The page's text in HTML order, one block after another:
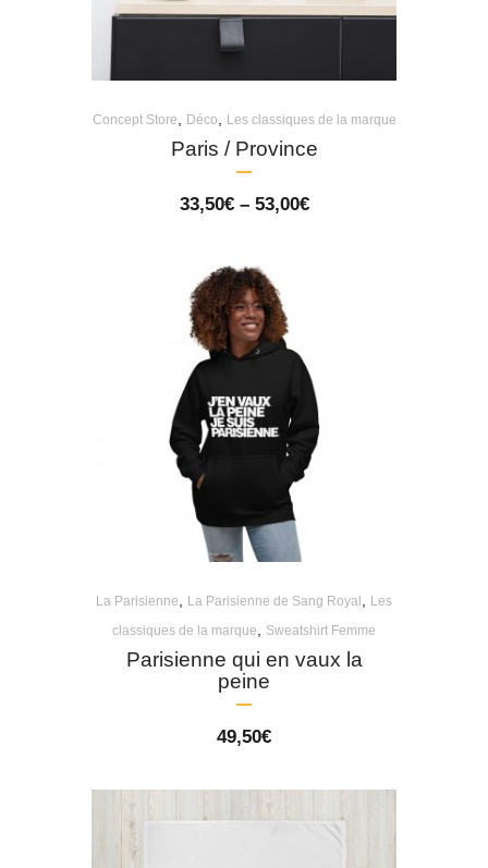
Concept Store Déco Les classiques de la marque
Paris / Province
33,50€ – 53,00€Price
La Parisienne La Parisienne de Sang Royal
Les
classiques de la marque
Sweatshirt Femme
Parisienne qui en vaux la
peine
49,50€